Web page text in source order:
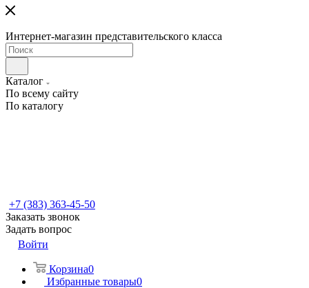
Интернет-магазин представительского класса
Каталог
По всему сайту
По каталогу
+7 (383) 363-45-50
Заказать звонок
Задать вопрос
Войти
Корзина0
Избранные товары0